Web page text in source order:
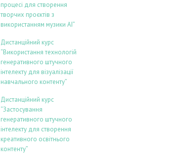
процесі для створення
творчих проєктів з
використанням музики АІ”
Дистанційний курс
“Використання технологій
генеративного штучного
інтелекту для візуалізації
навчального контенту”
Дистанційний курс
“Застосування
генеративного штучного
інтелекту для створення
креативного освітнього
контенту”